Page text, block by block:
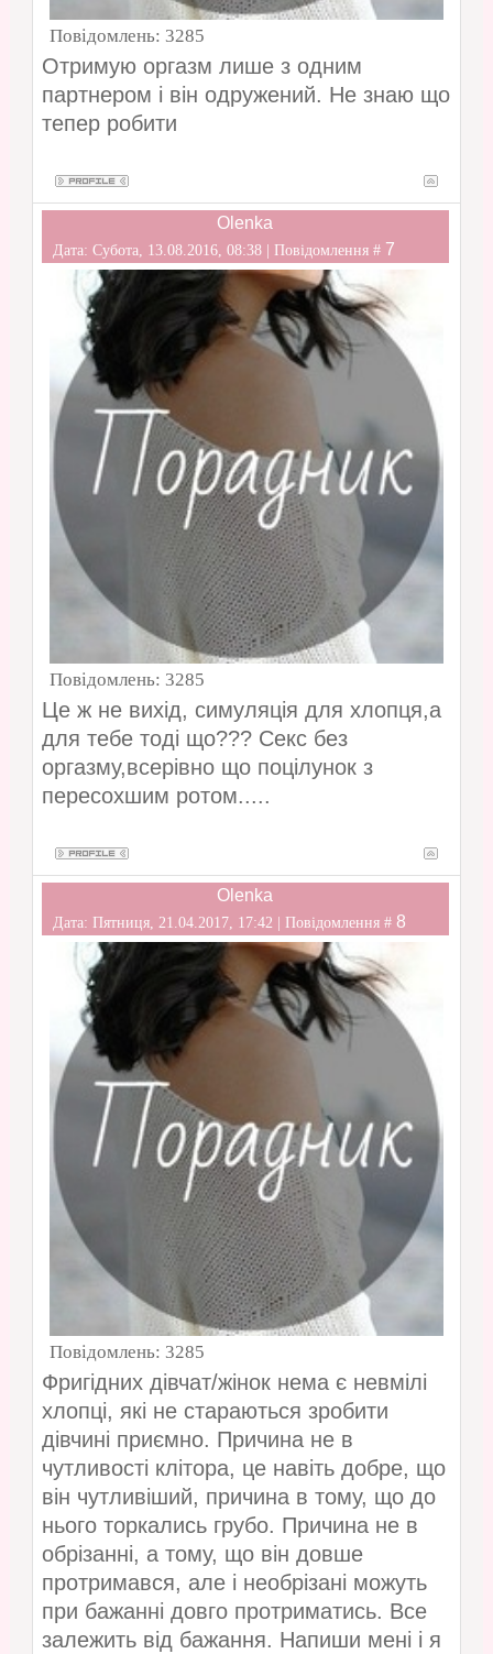
Повідомлень: 3285
Отримую оргазм лише з одним
партнером і він одружений. Не знаю що
тепер робити
Olenka
Дата: Субота, 13.08.2016, 08:38 | Повідомлення # 7
Повідомлень: 3285
Це ж не вихід, симуляція для хлопця,а
для тебе тоді що??? Секс без
оргазму,всерівно що поцілунок з
пересохшим ротом.....
Olenka
Дата: Пятниця, 21.04.2017, 17:42 | Повідомлення # 8
Повідомлень: 3285
Фригідних дівчат/жінок нема є невмілі
хлопці, які не стараються зробити
дівчині приємно. Причина не в
чутливості клітора, це навіть добре, що
він чутливіший, причина в тому, що до
нього торкались грубо. Причина не в
обрізанні, а тому, що він довше
протримався, але і необрізані можуть
при бажанні довго протриматись. Все
залежить від бажання. Напиши мені і я